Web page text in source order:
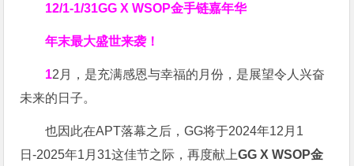
12/1-1/31GG X WSOP金手链嘉年华
年末最大盛世来袭！
12月，是充满感恩与幸福的月份，是展望令人兴奋
未来的日子。
也因此在APT落幕之后，GG将于2024年12月1
日-2025年1月31这佳节之际，再度献上GG X WSOP金